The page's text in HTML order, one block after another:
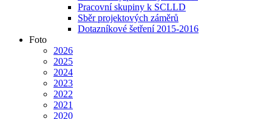
Pracovní skupiny k SCLLD
Sběr projektových záměrů
Dotazníkové šetření 2015-2016
Foto
2026
2025
2024
2023
2022
2021
2020